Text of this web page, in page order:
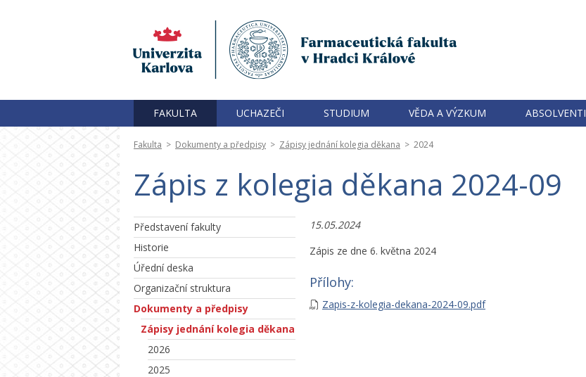
FAKULTA UCHAZEČI STUDIUM VĚDA A VÝZKUM ABSOLVENTI
Fakulta > Dokumenty a předpisy > Zápisy jednání kolegia děkana > 2024
Zápis z kolegia děkana 2024-09
Představení fakulty
Historie
Úřední deska
Organizační struktura
Dokumenty a předpisy
Zápisy jednání kolegia děkana
2026
2025
15.05.2024
Zápis ze dne 6. května 2024
Přílohy:
Zapis-z-kolegia-dekana-2024-09.pdf